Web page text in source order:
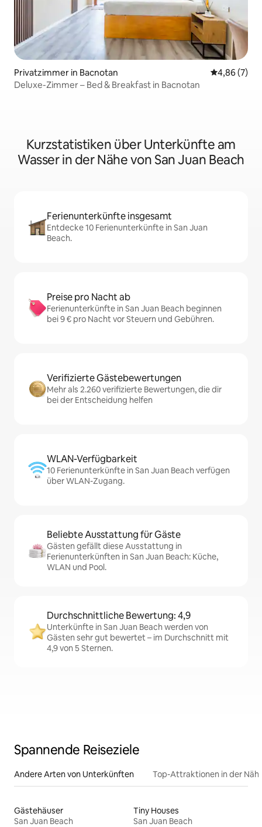
Privatzimmer in Bacnotan
4,86 (7)
Deluxe-Zimmer – Bed & Breakfast in Bacnotan
Kurzstatistiken über Unterkünfte am
Wasser in der Nähe von San Juan Beach
Ferienunterkünfte insgesamt
Entdecke 10 Ferienunterkünfte in San Juan
Beach.
Preise pro Nacht ab
Ferienunterkünfte in San Juan Beach beginnen
bei 9 € pro Nacht vor Steuern und Gebühren.
Verifizierte Gästebewertungen
Mehr als 2.260 verifizierte Bewertungen, die dir
bei der Entscheidung helfen
WLAN-Verfügbarkeit
10 Ferienunterkünfte in San Juan Beach verfügen
über WLAN-Zugang.
Beliebte Ausstattung für Gäste
Gästen gefällt diese Ausstattung in
Ferienunterkünften in San Juan Beach: Küche,
WLAN und Pool.
Durchschnittliche Bewertung: 4,9
Unterkünfte in San Juan Beach werden von
Gästen sehr gut bewertet – im Durchschnitt mit
4,9 von 5 Sternen.
Spannende Reiseziele
Andere Arten von Unterkünften Top-Attraktionen in der
Gästehäuser
San Juan Beach
Tiny Houses
San Juan Beach